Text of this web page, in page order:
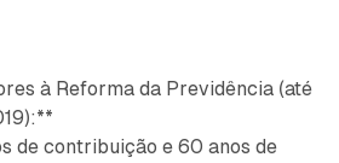
à Reforma da Previdência (até
de contribuição e 60 anos de